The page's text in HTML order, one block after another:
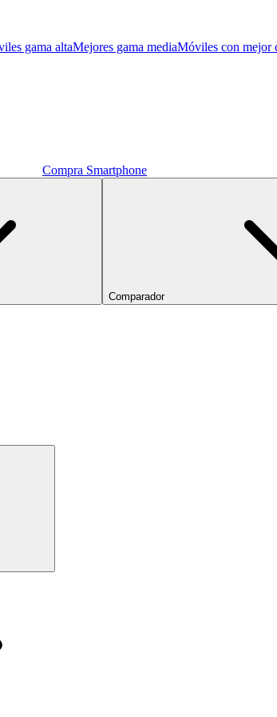
gama altaMejores gama mediaMóviles con mejor
Compra Smartphone
Comparador